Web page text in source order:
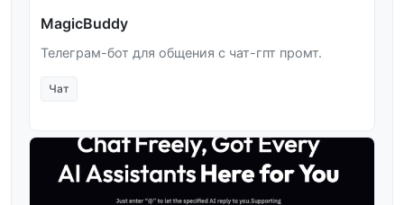
MagicBuddy
Телеграм-бот для общения с чат-гпт промт.
Чат